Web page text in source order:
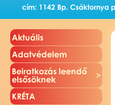
cím: 1142 Bp. Csáktornya
Ak­tu­á­lis
Adat­vé­de­lem
Be­irat­ko­zás le­en­dő
el­ső­sök­nek
KRÉTA